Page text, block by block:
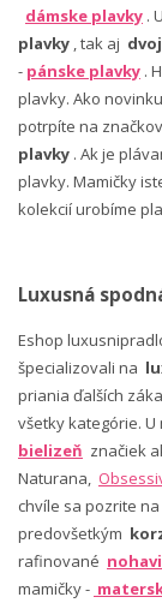
dámske plavky .
plavky , tak aj
- pánske plavky .
plavky. Ako
potrpíte na
plavky . Ak je
plavky. Mamičky
kolekcií urobíme
Luxusná
Eshop
špecializovali na
priania ďalších
všetky kategórie.
bielizeň značiek
Naturana,
chvíle sa pozrite
predovšetkým
rafinované
mamičky -